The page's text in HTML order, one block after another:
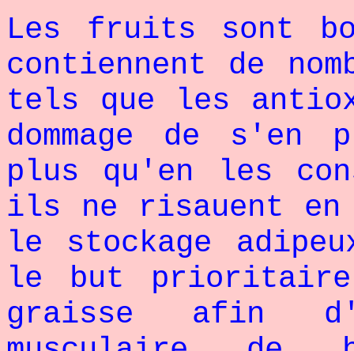
Les fruits sont
contiennent de
tels que les
dommage de
plus qu'en les
ils ne risauent en
le stockage
le but
graisse afin